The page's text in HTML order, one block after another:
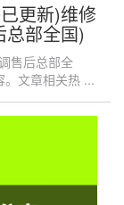
更新)维修
部全国)
售后总部全
。文章相关热 ...